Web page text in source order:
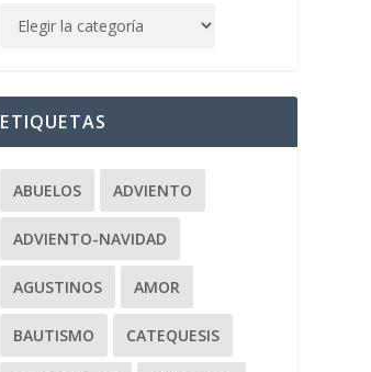
ETIQUETAS
ABUELOS ADVIENTO
ADVIENTO-NAVIDAD
AGUSTINOS AMOR
BAUTISMO CATEQUESIS